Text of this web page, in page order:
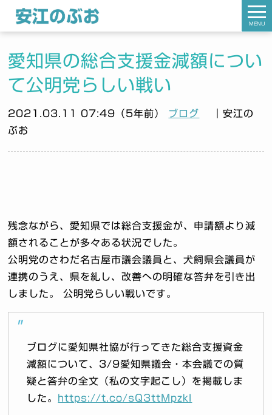
愛知県の総合支援金減額につい
て公明党らしい戦い
2021.03.11 07:49（5年前） ブログ
｜安江の
ぶお
残念ながら、愛知県では総合支援金が、申請額より減
額されることが多々ある状況でした。
公明党のさわだ名古屋市議会議員と、犬飼県会議員が
連携のうえ、県を糺し、改善への明確な答弁を引き出
しました。 公明党らしい戦いです。
ブログに愛知県社協が行ってきた総合支援資金
減額について、3/9愛知県議会・本会議での質
疑と答弁の全文（私の文字起こし）を掲載しま
した。 https://t.co/sQ3ttMpzkI
MENU